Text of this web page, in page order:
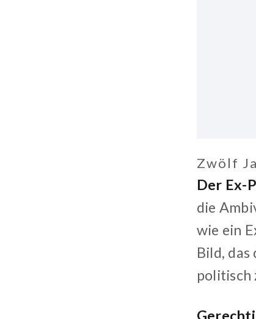
Zwölf
Der Ex-
die
wie ein
Bild,
politisch